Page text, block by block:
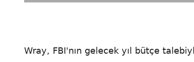
Wray, FBI'nın gelecek yıl bütçe